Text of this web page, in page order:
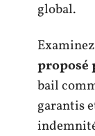
global.
proposé
bail
garantis